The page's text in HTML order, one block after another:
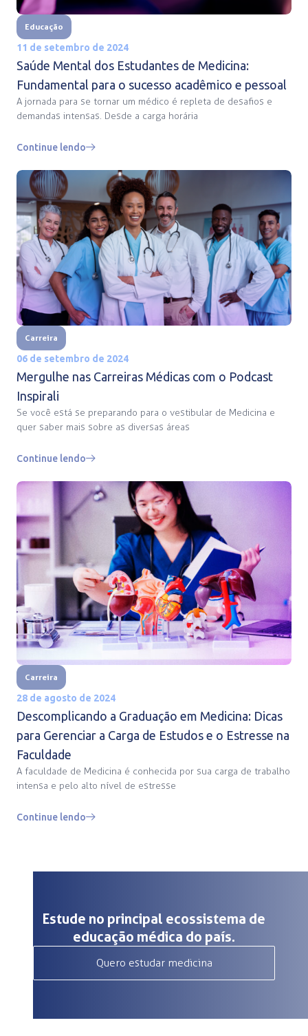
Educação
11 de setembro de 2024
Saúde Mental dos Estudantes de Medicina:
Fundamental para o sucesso acadêmico e pessoal
A jornada para se tornar um médico é repleta de desafios e
demandas intensas. Desde a carga horária
Continue lendo
Carreira
06 de setembro de 2024
Mergulhe nas Carreiras Médicas com o Podcast
Inspirali
Se você está se preparando para o vestibular de Medicina e
quer saber mais sobre as diversas áreas
Continue lendo
Carreira
28 de agosto de 2024
Descomplicando a Graduação em Medicina: Dicas
para Gerenciar a Carga de Estudos e o Estresse na
Faculdade
A faculdade de Medicina é conhecida por sua carga de trabalho
intensa e pelo alto nível de estresse
Continue lendo
Estude no principal ecossistema de
educação médica do país.
Quero estudar medicina